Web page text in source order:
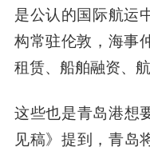
是公认的国际航运
构常驻伦敦，海事
租赁、船舶融资、
这些也是青岛港想
见稿》提到，青岛